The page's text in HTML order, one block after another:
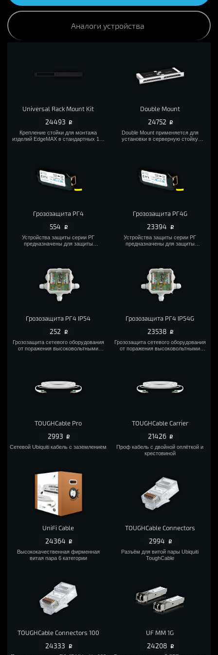
Аналоги устройства
Universal Rack Mount Kit
24493
Крепление стойки для монтажа
изделий EdgeMAX в стандартных 19-
Double Mount
24752
Double Mount применяется для
установки в серверную стойку
Грозозащита РГ4
554
Устройства защиты серии РГ
предназначены для защиты
от опасных напряжений, возникающих
в результате атмосферных разрядов
(грозы) и индустриальных помех.
Грозозащита РГ4G
23394
Устройства защиты серии РГ
предназначены для защиты
от опасных напряжений, возникающих
в результате атмосферных разрядов
(грозы) и индустриальных помех.
Грозозащита РГ4 IP54
252
Грозозащита сетевого оборудования
от поражения высоковольтными
Грозозащита РГ4 IP54G
23538
Грозозащита сетевого оборудования
от поражения высоковольтными
TOUGHCable Pro
2993
Сетевой Ubiquiti кабель с заземлением
TOUGHCable Carrier
21426
Проф кабель с двойной оплёткой и
крестовиной
UniFi Cable
24364
Высококачественная фирменная
витая пара 6 категории
TOUGHCable Connectors
2994
Разъём для витой пары Ubiquiti
ToughCable
TOUGHCable Connectors 100
24333
UF MM 1G
24208